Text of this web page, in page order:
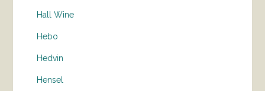
Hall Wine
Hebo
Hedvin
Hensel